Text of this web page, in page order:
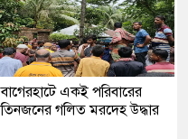
‎বাগেরহাটে একই পরিবারের
তিনজনের গলিত মরদেহ উদ্ধার